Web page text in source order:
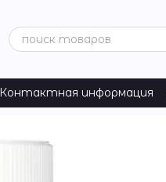
Контактная информация